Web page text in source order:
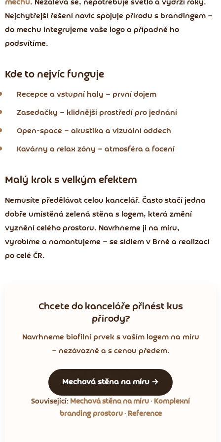
mechu. Nezalévá se, nepotřebuje světlo a vydrží roky.
Nejchytřejší řešení navíc spojuje přírodu s brandingem —
do mechu integrujeme vaše logo a případně ho
podsvítíme.
Kde to nejvíc funguje
Recepce a vstupní haly — první dojem
Zasedačky — klidnější prostředí pro jednání
Open-space — akustika a vizuální oddech
Kavárny a relax zóny — atmosféra a focení
Malý krok s velkým efektem
Nemusíte předělávat celou kancelář. Často stačí jedna
dobře umístěná zelená stěna s logem, která změní
vyznění celého prostoru. Navrhneme ji na míru,
vyrobíme a namontujeme — se sídlem v Brně a realizací
po celé ČR.
Chcete do kanceláře přinést kus
přírody?
Navrhneme biofilní prvek s vaším logem na míru
— nezávazně a s cenou předem.
Mechová stěna na míru →
Související: Mechová stěna na míru · Komplexní
branding prostoru· Reference